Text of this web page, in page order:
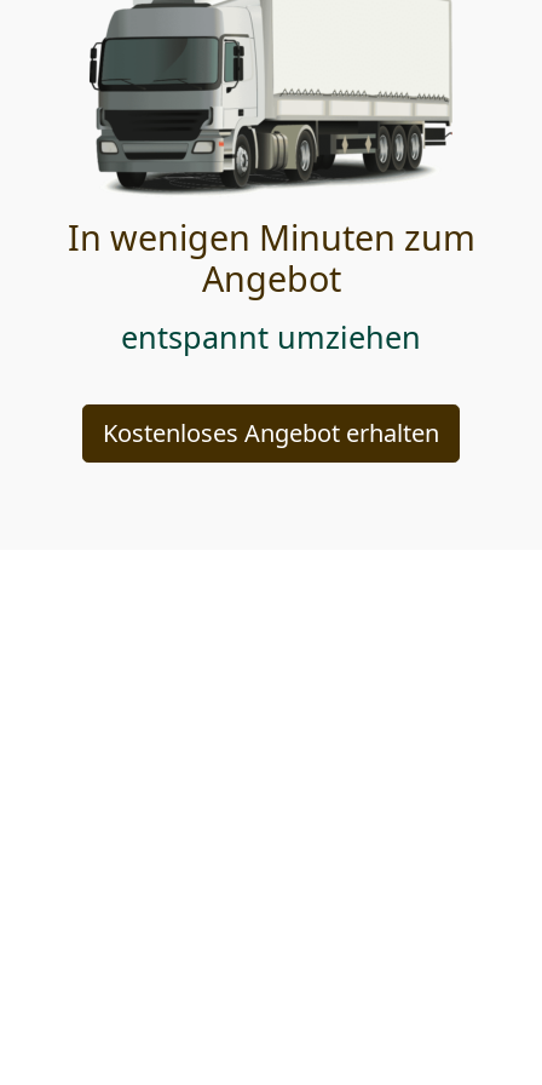
In wenigen Minuten zum
Angebot
entspannt umziehen
Kostenloses Angebot erhalten